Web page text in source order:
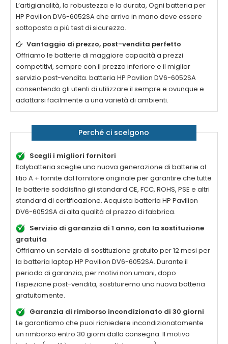
L’artigianalità, la robustezza e la durata, Ogni batteria per
HP Pavilion DV6-6052SAche arriva in mano deve essere
sottoposta a più test di sicurezza.
Vantaggio di prezzo, post-vendita perfetto
Offriamo le batterie di maggiore capacità a prezzi
competitivi, sempre con il prezzo inferiore e il miglior
servizio post-vendita. batteria HP Pavilion DV6-6052SA
consentendo gli utenti di utilizzare il sempre e ovunque e
adattarsi facilmente a una varietà di ambienti.
Perché ci scelgono
Scegli i migliori fornitori
Italybatteria sceglie una nuova generazione di batterie al
litio A + fornite dal fornitore originale per garantire che tutte
le batterie soddisfino gli standard CE, FCC, ROHS, PSE e altri
standard di certificazione. Acquista batteria HP Pavilion
DV6-6052SAdi alta qualità al prezzo di fabbrica.
Servizio di garanzia di 1 anno, con la sostituzione
gratuita
Offriamo un servizio di sostituzione gratuito per 12 mesi per
la batteria laptop HP Pavilion DV6-6052SA. Durante il
periodo di garanzia, per motivi non umani, dopo
l'ispezione post-vendita, sostituiremo una nuova batteria
gratuitamente.
Garanzia di rimborso incondizionato di 30 giorni
Le garantiamo che puoi richiedere incondizionatamente
un rimborso entro 30 giorni dalla consegna. Il motivo